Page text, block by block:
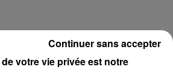
Voir plus
votre vie privée est notre
Continuer sans accepter